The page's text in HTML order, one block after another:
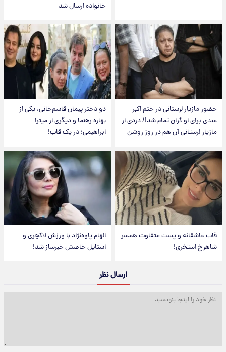
خانواده ارسال شد
حضور مازیار لرستانی در ختم اکبر
عبدی برای او گران تمام شد!/ دزدی از
مازیار لرستانی آن هم در روز روشن
دو دختر پیمان قاسم‌خانی، یکی از
بهاره رهنما و دیگری از میترا
ابراهیمی؛ در یک قاب!
قاب عاشقانه و پست متفاوت همسر
شاهرخ استخری!
الهام پاوه‌نژاد با ورزش لاکچری و
استایل خاصش خبرساز شد!
ارسال نظر